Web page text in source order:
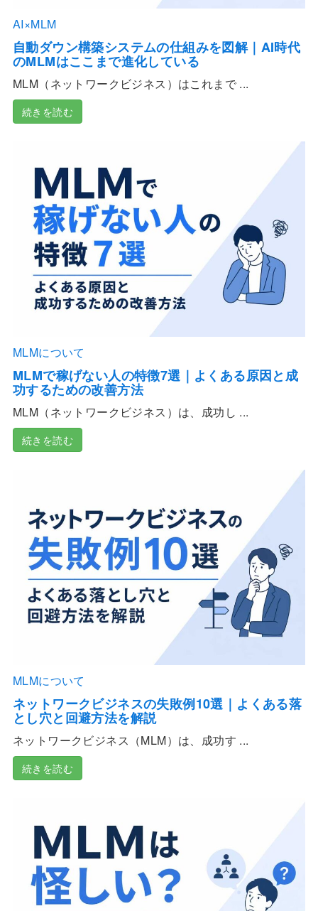
AI×MLM
自動ダウン構築システムの仕組みを図解｜AI時代
のMLMはここまで進化している
MLM（ネットワークビジネス）はこれまで ...
続きを読む
MLMについて
MLMで稼げない人の特徴7選｜よくある原因と成
功するための改善方法
MLM（ネットワークビジネス）は、成功し ...
続きを読む
MLMについて
ネットワークビジネスの失敗例10選｜よくある落
とし穴と回避方法を解説
ネットワークビジネス（MLM）は、成功す ...
続きを読む